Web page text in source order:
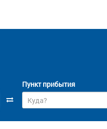
Пункт прибытия